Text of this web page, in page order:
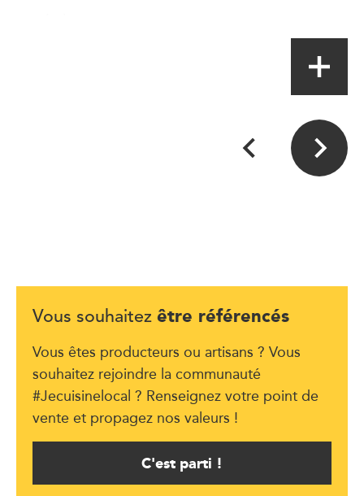
Vous souhaitez être référencés
Vous êtes producteurs ou artisans ? Vous
souhaitez rejoindre la communauté
#Jecuisinelocal ? Renseignez votre point de
vente et propagez nos valeurs !
C'est parti !